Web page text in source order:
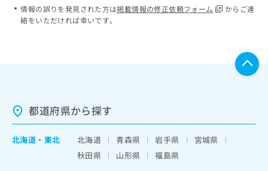
情報の誤りを発見された方は掲載情報の修正依頼フォーム
からご連
絡をいただければ幸いです。
都道府県から探す
北海道 ・ 東北 北海道 青森県 岩手県
宮城県
秋田県
山形県
福島県